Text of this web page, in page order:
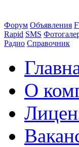
Форум Объявления
Rapid SMS
Радио Справочник
О